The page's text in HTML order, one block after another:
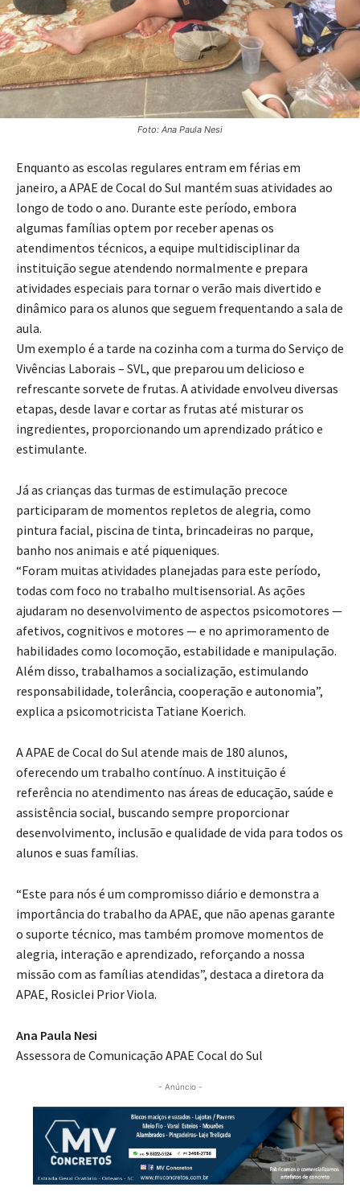
Foto: Ana Paula Nesi
Enquanto as escolas regulares entram em férias em
janeiro, a APAE de Cocal do Sul mantém suas atividades ao
longo de todo o ano. Durante este período, embora
algumas famílias optem por receber apenas os
atendimentos técnicos, a equipe multidisciplinar da
instituição segue atendendo normalmente e prepara
atividades especiais para tornar o verão mais divertido e
dinâmico para os alunos que seguem frequentando a sala de
aula.
Um exemplo é a tarde na cozinha com a turma do Serviço de
Vivências Laborais – SVL, que preparou um delicioso e
refrescante sorvete de frutas. A atividade envolveu diversas
etapas, desde lavar e cortar as frutas até misturar os
ingredientes, proporcionando um aprendizado prático e
estimulante.
Já as crianças das turmas de estimulação precoce
participaram de momentos repletos de alegria, como
pintura facial, piscina de tinta, brincadeiras no parque,
banho nos animais e até piqueniques.
“Foram muitas atividades planejadas para este período,
todas com foco no trabalho multisensorial. As ações
ajudaram no desenvolvimento de aspectos psicomotores —
afetivos, cognitivos e motores — e no aprimoramento de
habilidades como locomoção, estabilidade e manipulação.
Além disso, trabalhamos a socialização, estimulando
responsabilidade, tolerância, cooperação e autonomia”,
explica a psicomotricista Tatiane Koerich.
A APAE de Cocal do Sul atende mais de 180 alunos,
oferecendo um trabalho contínuo. A instituição é
referência no atendimento nas áreas de educação, saúde e
assistência social, buscando sempre proporcionar
desenvolvimento, inclusão e qualidade de vida para todos os
alunos e suas famílias.
“Este para nós é um compromisso diário e demonstra a
importância do trabalho da APAE, que não apenas garante
o suporte técnico, mas também promove momentos de
alegria, interação e aprendizado, reforçando a nossa
missão com as famílias atendidas”, destaca a diretora da
APAE, Rosiclei Prior Viola.
Ana Paula Nesi
Assessora de Comunicação APAE Cocal do Sul
- Anúncio -